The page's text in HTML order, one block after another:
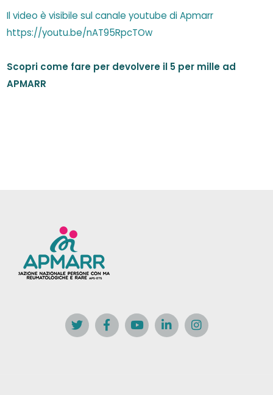
Il video è visibile sul canale youtube di Apmarr
https://youtu.be/nAT95RpcTOw
Scopri come fare per devolvere il 5 per mille ad
APMARR